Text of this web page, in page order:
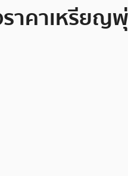
าคาเหรียญ